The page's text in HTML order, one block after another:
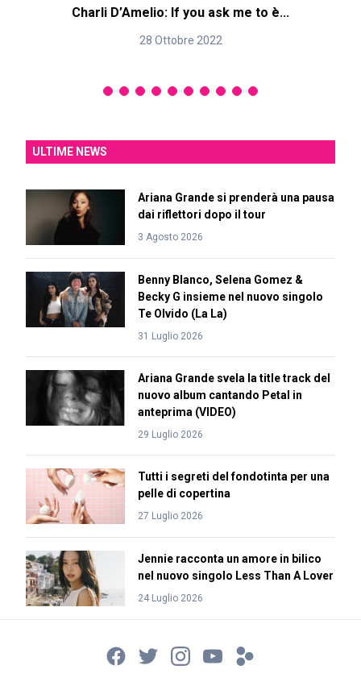
Charli D’Amelio: If you ask me to è...
28 Ottobre 2022
ULTIME NEWS
Ariana Grande si prenderà una pausa
dai riflettori dopo il tour
3 Agosto 2026
Benny Blanco, Selena Gomez &
Becky G insieme nel nuovo singolo
Te Olvido (La La)
31 Luglio 2026
Ariana Grande svela la title track del
nuovo album cantando Petal in
anteprima (VIDEO)
29 Luglio 2026
Tutti i segreti del fondotinta per una
pelle di copertina
27 Luglio 2026
Jennie racconta un amore in bilico
nel nuovo singolo Less Than A Lover
24 Luglio 2026